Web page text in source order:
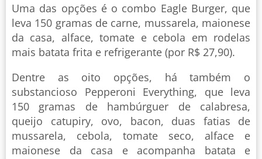
Uma das opções é o combo Eagle Burger, que
leva 150 gramas de carne, mussarela, maionese
da casa, alface, tomate e cebola em rodelas
mais batata frita e refrigerante (por R$ 27,90).
Dentre as oito opções, há também o
substancioso Pepperoni Everything, que leva
150 gramas de hambúrguer de calabresa,
queijo catupiry, ovo, bacon, duas fatias de
mussarela, cebola, tomate seco, alface e
maionese da casa e acompanha batata e